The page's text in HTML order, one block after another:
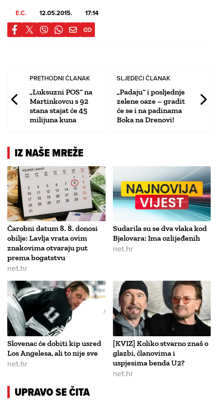
E.C. 12.05.2015. 17:14
PRETHODNI ČLANAK
„Luksuzni POS“ na
Martinkovcu s 92
stana stajat će 45
milijuna kuna
SLJEDEĆI ČLANAK
„Padaju“ i posljednje
zelene oaze – gradit
će se i na padinama
Boka na Drenovi!
IZ NAŠE MREŽE
Čarobni datum 8. 8. donosi
obilje: Lavlja vrata ovim
znakovima otvaraju put
prema bogatstvu
net.hr
Sudarila su se dva vlaka kod
Bjelovara: Ima ozlijeđenih
net.hr
Slovenac će dobiti kip usred
Los Angelesa, ali to nije sve
net.hr
[KVIZ] Koliko stvarno znaš o
glazbi, članovima i
uspjesima benda U2?
net.hr
UPRAVO SE ČITA